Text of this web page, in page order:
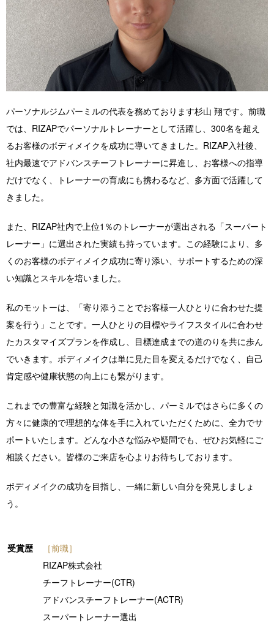
よくあるご質問
お役立ちブログ
無料体験お申し込み
パーソナルジムパーミルの代表を務めております杉山 翔です。前職
では、RIZAPでパーソナルトレーナーとして活躍し、300名を超え
るお客様のボディメイクを成功に導いてきました。RIZAP入社後、
社内最速でアドバンスチーフトレーナーに昇進し、お客様への指導
だけでなく、トレーナーの育成にも携わるなど、多方面で活躍して
きました。
また、RIZAP社内で上位1％のトレーナーが選出される「スーパート
レーナー」に選出された実績も持っています。この経験により、多
くのお客様のボディメイク成功に寄り添い、サポートするための深
い知識とスキルを培いました。
私のモットーは、「寄り添うことでお客様一人ひとりに合わせた提
案を行う」ことです。一人ひとりの目標やライフスタイルに合わせ
たカスタマイズプランを作成し、目標達成までの道のりを共に歩ん
でいきます。ボディメイクは単に見た目を変えるだけでなく、自己
肯定感や健康状態の向上にも繋がります。
これまでの豊富な経験と知識を活かし、パーミルではさらに多くの
方々に健康的で理想的な体を手に入れていただくために、全力でサ
ポートいたします。どんな小さな悩みや疑問でも、ぜひお気軽にご
相談ください。皆様のご来店を心よりお待ちしております。
ボディメイクの成功を目指し、一緒に新しい自分を発見しましょ
う。
受賞歴
［前職］
RIZAP株式会社
チーフトレーナー(CTR)
アドバンスチーフトレーナー(ACTR)
スーパートレーナー選出